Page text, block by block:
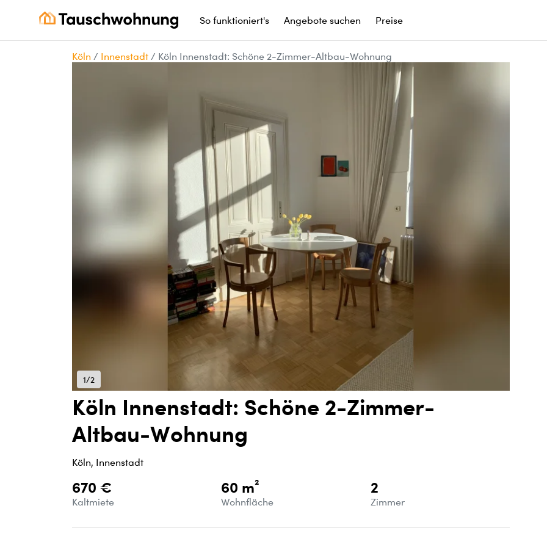
So funktioniert's Angebote suchen Preise
Köln / Innenstadt / Köln Innenstadt: Schöne 2-Zimmer-Altbau-Wohnung
1/2
Köln Innenstadt: Schöne 2-Zimmer-
Altbau-Wohnung
Köln, Innenstadt
670 €
Kaltmiete
60 m²
Wohnfläche
2
Zimmer